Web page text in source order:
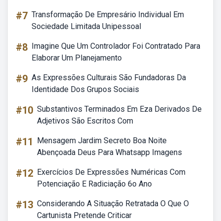
#7 Transformação De Empresário Individual Em
Sociedade Limitada Unipessoal
#8 Imagine Que Um Controlador Foi Contratado Para
Elaborar Um Planejamento
#9 As Expressões Culturais São Fundadoras Da
Identidade Dos Grupos Sociais
#10 Substantivos Terminados Em Eza Derivados De
Adjetivos São Escritos Com
#11
Mensagem Jardim Secreto Boa Noite
Abençoada Deus Para Whatsapp Imagens
#12 Exercícios De Expressões Numéricas Com
Potenciação E Radiciação 6o Ano
#13 Considerando A Situação Retratada O Que O
Cartunista Pretende Criticar